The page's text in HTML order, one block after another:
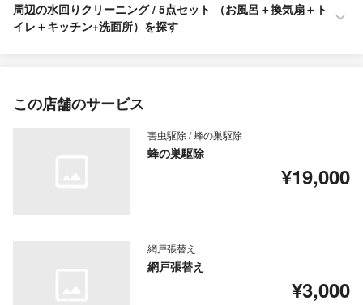
周辺の水回りクリーニング / 5点セット （お風呂＋換気扇＋ト
イレ＋キッチン+洗面所）を探す
この店舗のサービス
害虫駆除 / 蜂の巣駆除
蜂の巣駆除
¥19,000
網戸張替え
網戸張替え
¥3,000